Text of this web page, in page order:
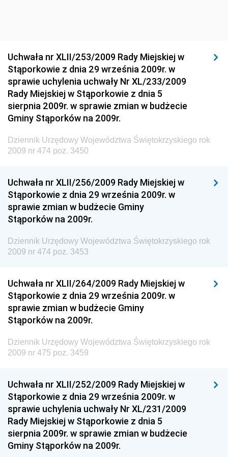
Dziennik Urzędowy Ministra Budownictwa i Przemysłu
Materiałów Budowlanych
Dziennik Urzędowy Ministra Infrastruktury i Rozwoju
Dziennik Urzędowy Głównego Inspektoratu Ochrony
Środowiska
Środowiska
Dziennik Urzędowy Ministerstwa Administracji i
Gospodarki Przestrzennej
Dziennik Urzędowy Unii Europejskiej, L
Dziennik Urzędowy Ministerstwa Komunikacji
Dziennik Urzędowy Ministerstwa Przemysłu
Dziennik Urzędowy Ministerstwa Rolnictwa i
Gospodarki Żywnościowej
Dziennik Urzędowy Ministra Rodziny, Pracy i Polityki
Społecznej
Dziennik Urzędowy Ministra Cyfryzacji
Budownictwa
Dziennik Urzędowy Ministra Gospodarki Morskiej i
Żeglugi Śródlądowej
Dziennik Urzędowy Ministra Energii
Uchwała nr XLII/253/2009 Rady Miejskiej w
Stąporkowie z dnia 29 września 2009r. w
sprawie uchylenia uchwały Nr XL/233/2009
Rady Miejskiej w Stąporkowie z dnia 5
sierpnia 2009r. w sprawie zmian w budżecie
Gminy Stąporków na 2009r.
Dziennik Urzędowy Województwa Świętokrzyskiego rok
2009 nr 474 poz. 3450
Uchwała nr XLII/256/2009 Rady Miejskiej w
Stąporkowie z dnia 29 września 2009r. w
sprawie zmian w budżecie Gminy
Stąporków na 2009r.
Dziennik Urzędowy Województwa Świętokrzyskiego rok
2009 nr 474 poz. 3453
Uchwała nr XLII/264/2009 Rady Miejskiej w
Stąporkowie z dnia 29 września 2009r. w
sprawie zmian w budżecie Gminy
Stąporków na 2009r.
Dziennik Urzędowy Województwa Świętokrzyskiego rok
2009 nr 475 poz. 3459
Uchwała nr XLII/252/2009 Rady Miejskiej w
Stąporkowie z dnia 29 września 2009r. w
sprawie uchylenia uchwały Nr XL/231/2009
Rady Miejskiej w Stąporkowie z dnia 5
sierpnia 2009r. w sprawie zmian w budżecie
Gminy Stąporków na 2009r.